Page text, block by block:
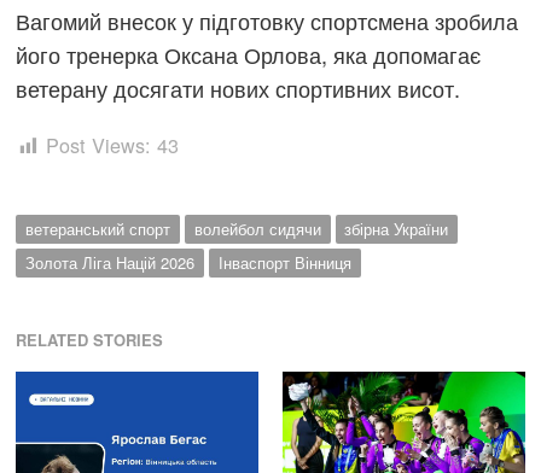
Вагомий внесок у підготовку спортсмена зробила
його тренерка Оксана Орлова, яка допомагає
ветерану досягати нових спортивних висот.
Post Views: 43
ветеранський спорт волейбол сидячи
збірна України
Золота Ліга Націй 2026
Інваспорт Вінниця
RELATED STORIES